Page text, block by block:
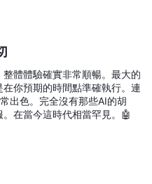
體體驗確實非常順暢。最大的
你預期的時間點準確執行。連
在當今這時代相當罕見。🤖